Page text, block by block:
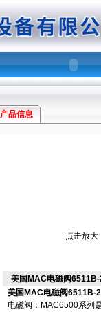
产品信息
点击放大
美国MAC电磁阀
美国MAC电磁阀6511B-
电磁阀：MAC6500系列